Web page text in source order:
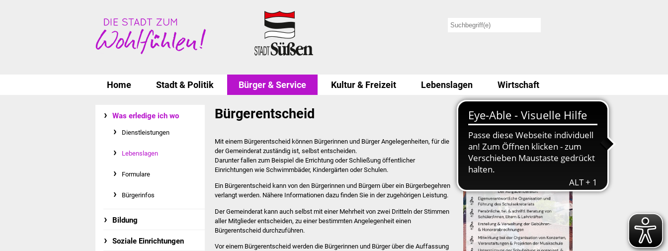
Home Stadt & Politik Bürger & Service Kultur & Freizeit Lebenslagen Wirtschaft
Was erledige ich wo
Dienstleistungen
Lebenslagen
Formulare
Bürgerinfos
Bildung
Soziale Einrichtungen
Bürgerentscheid
Mit einem Bürgerentscheid können Bürgerinnen und Bürger Angelegenheiten, für die
der Gemeinderat zuständig ist, selbst entscheiden.
Darunter fallen zum Beispiel die Errichtung oder Schließung öffentlicher
Einrichtungen wie Schwimmbäder, Kindergärten oder Schulen.
Ein Bürgerentscheid kann von den Bürgerinnen und Bürgern über ein Bürgerbegehren
verlangt werden. Nähere Informationen dazu finden Sie in der zugehörigen Leistung.
Der Gemeinderat kann auch selbst mit einer Mehrheit von zwei Dritteln der Stimmen
aller Mitglieder entscheiden, zu einer bestimmten Angelegenheit einen
Bürgerentscheid durchzuführen.
Vor einem Bürgerentscheid werden die Bürgerinnen und Bürger über die Auffassung
Stellenausschreibung